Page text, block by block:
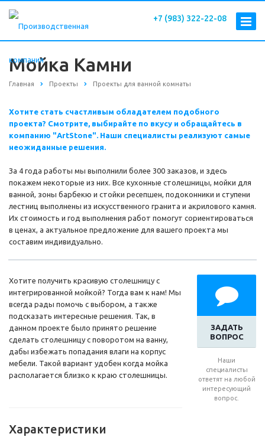
+7 (983) 322-22-08
Мойка Камни
Главная Проекты Проекты для ванной комнаты
Хотите стать счастливым обладателем подобного
проекта? Смотрите, выбирайте по вкусу и обращайтесь в
компанию "ArtStone". Наши специалисты реализуют самые
неожиданные решения.
За 4 года работы мы выполнили более 300 заказов, и здесь
покажем некоторые из них. Все кухонные столешницы, мойки для
ванной, зоны барбекю и стойки ресепшен, подоконники и ступени
лестниц выполнены из искусственного гранита и акрилового камня.
Их стоимость и год выполнения работ помогут сориентироваться
в ценах, а актуальное предложение для вашего проекта мы
составим индивидуально.
ЗАДАТЬ
ВОПРОС
Наши
специалисты
ответят на любой
интересующий
вопрос.
Хотите получить красивую столешницу с
интегрированной мойкой? Тогда вам к нам! Мы
всегда рады помочь с выбором, а также
подсказать интересные решения. Так, в
данном проекте было принято решение
сделать столешницу с поворотом на ванну,
дабы избежать попадания влаги на корпус
мебели. Такой вариант удобен когда мойка
располагается близко к краю столешницы.
Характеристики